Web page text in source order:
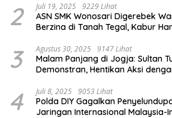
2 Juli 19, 2025 9229 Lihat
ASN SMK Wonosari Digerebek
Berzina di Tanah Tegal, Kabur
3 Agustus 30, 2025 9147 Lihat
Malam Panjang di Jogja: Sultan
Demonstran, Hentikan Aksi
4 Juli 8, 2025 9053 Lihat
Polda DIY Gagalkan
Jaringan Internasional Malaysia-